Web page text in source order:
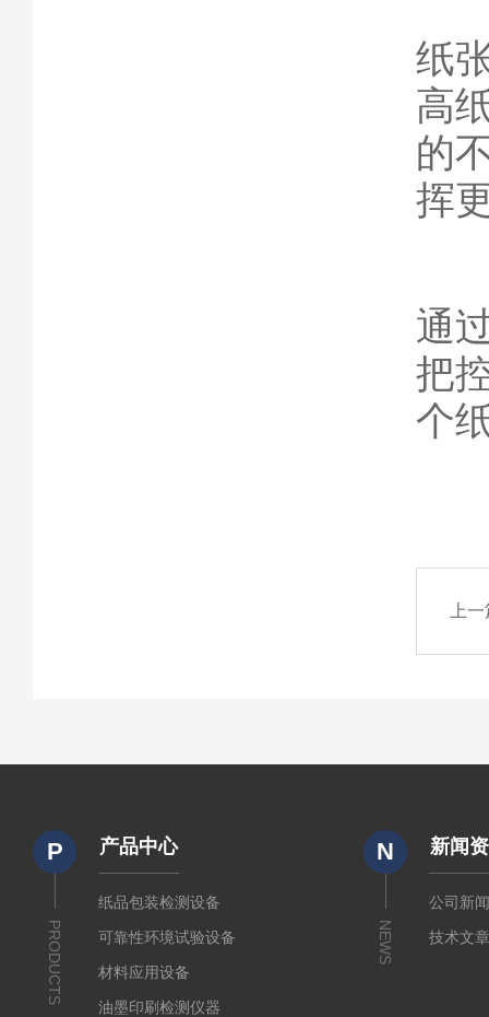
纸
高
的
挥
通
把
个
上
P
PRODUCTS
产品中心
纸品包装检测设备
可靠性环境试验设备
材料应用设备
油墨印刷检测仪器
N
NEWS
新闻
公司新
技术文